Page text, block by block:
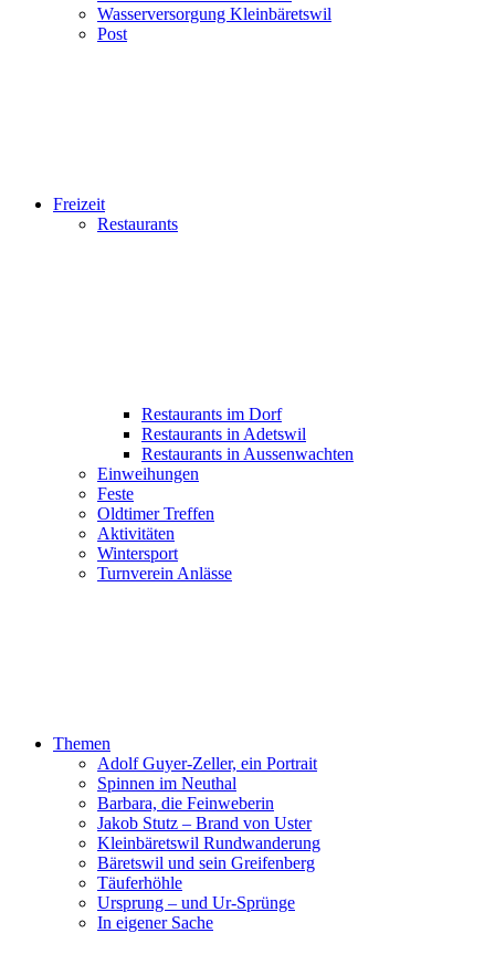
Wasserversorgung Kleinbäretswil
Post
Freizeit
Restaurants
Restaurants im Dorf
Restaurants in Adetswil
Restaurants in Aussenwachten
Einweihungen
Feste
Oldtimer Treffen
Aktivitäten
Wintersport
Turnverein Anlässe
Themen
Adolf Guyer-Zeller, ein Portrait
Spinnen im Neuthal
Barbara, die Feinweberin
Jakob Stutz – Brand von Uster
Kleinbäretswil Rundwanderung
Bäretswil und sein Greifenberg
Täuferhöhle
Ursprung – und Ur-Sprünge
In eigener Sache